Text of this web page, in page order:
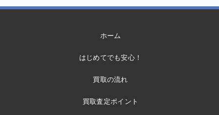
ホーム
はじめてでも安心！
買取の流れ
買取査定ポイント